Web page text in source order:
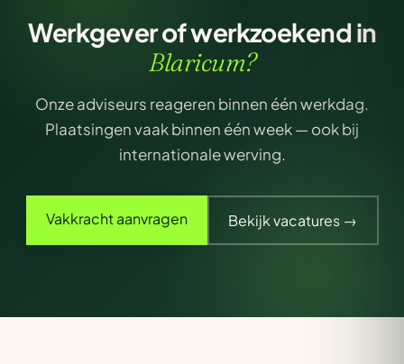
Werkgever of werkzoekend in
Blaricum?
Onze adviseurs reageren binnen één werkdag.
Plaatsingen vaak binnen één week — ook bij
internationale werving.
Vakkracht aanvragen Bekijk vacatures →